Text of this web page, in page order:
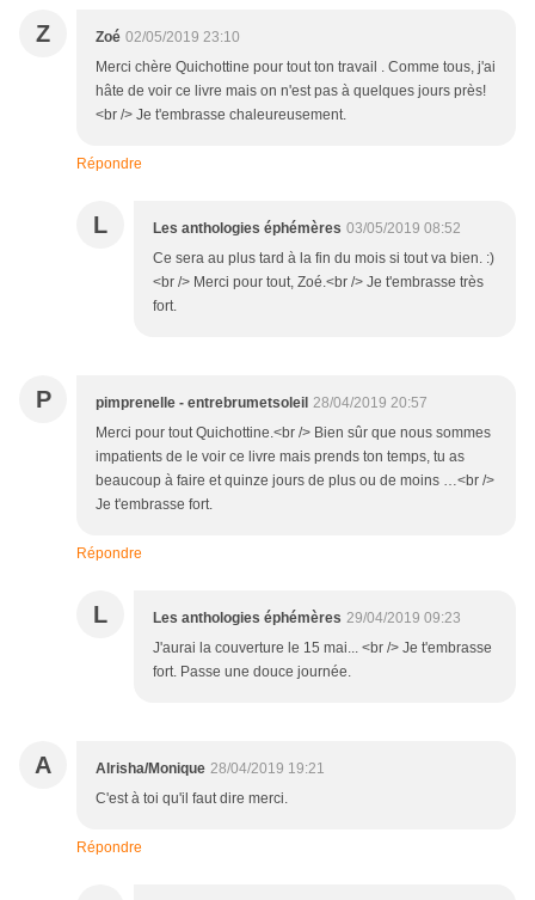
Z Zoé 02/05/2019 23:10
Merci chère Quichottine pour tout ton travail . Comme tous, j'ai
hâte de voir ce livre mais on n'est pas à quelques jours près!
<br /> Je t'embrasse chaleureusement.
Répondre
L Les anthologies éphémères 03/05/2019 08:52
Ce sera au plus tard à la fin du mois si tout va bien. :)
<br /> Merci pour tout, Zoé.<br /> Je t'embrasse très
fort.
P pimprenelle - entrebrumetsoleil 28/04/2019 20:57
Merci pour tout Quichottine.<br /> Bien sûr que nous sommes
impatients de le voir ce livre mais prends ton temps, tu as
beaucoup à faire et quinze jours de plus ou de moins …<br />
Je t'embrasse fort.
Répondre
L Les anthologies éphémères 29/04/2019 09:23
J'aurai la couverture le 15 mai... <br /> Je t'embrasse
fort. Passe une douce journée.
A Alrisha/Monique 28/04/2019 19:21
C'est à toi qu'il faut dire merci.
Répondre